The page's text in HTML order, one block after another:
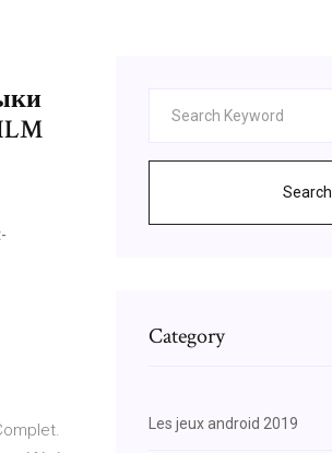
Search
Category
Les jeux android 2019